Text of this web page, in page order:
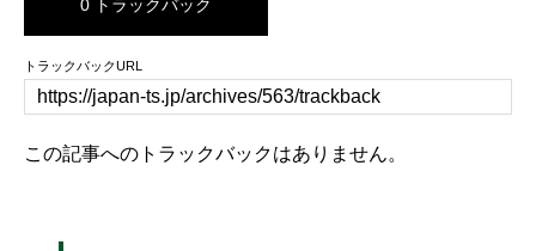
0 トラックバック
トラックバックURL
この記事へのトラックバックはありません。